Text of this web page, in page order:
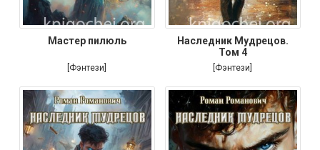
Мастер пилюль
[Фэнтези]
Наследник Мудрецов.
Том 4
[Фэнтези]